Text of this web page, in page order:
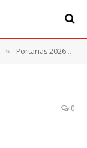
» Portarias 2026
0